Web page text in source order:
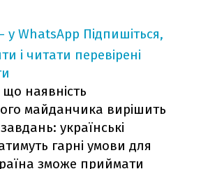
у WhatsApp Підпишіться,
і читати перевірені
наявність
майданчика вирішить
українські
гарні умови для
зможе приймати